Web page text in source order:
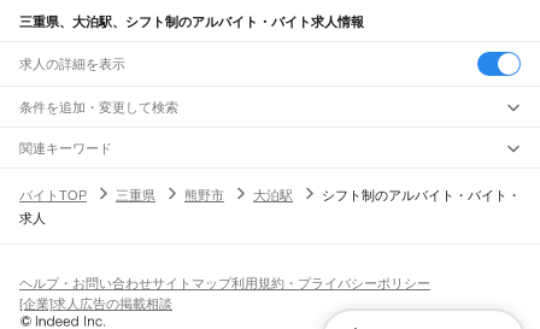
三重県、大泊駅、シフト制のアルバイト・バイト求人情報
求人の詳細を表示
条件を追加・変更して検索
市区町村を追加・変更
三重県すべて
駅を追加・変更
JR関西本線(亀山～加茂)
亀山駅 関駅 伊賀上野駅 島ケ原駅
職種を追加・変更
飲食・フードサービスすべて
ホールスタッフキッチンスタッフ
パン屋（ベーカリー）
バー（BAR）・バーテンダー
人気
日払いOK高校生歓迎 髪型・髪色自由
雇用形態を追加・変更
関連キーワード
バイトTOP
三重県 熊野市 大泊駅
シフト制のアルバイト・バイト・
求人
ヘルプ・お問い合わせサイトマップ利用規約・プライバシーポリシー
[企業]求人広告の掲載相談